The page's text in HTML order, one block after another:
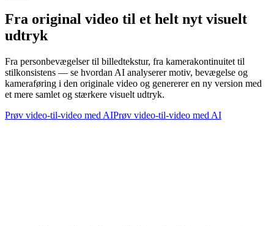
Fra original video til et helt nyt visuelt
udtryk
Fra personbevægelser til billedtekstur, fra kamerakontinuitet til
stilkonsistens — se hvordan AI analyserer motiv, bevægelse og
kameraføring i den originale video og genererer en ny version med
et mere samlet og stærkere visuelt udtryk.
Prøv video-til-video med AIPrøv video-til-video med AI